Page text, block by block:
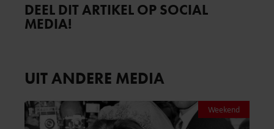
DEEL DIT ARTIKEL OP SOCIAL
MEDIA!
UIT ANDERE MEDIA
Weekend